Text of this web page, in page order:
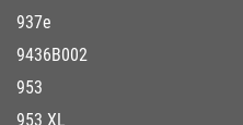
937e
9436B002
953
953 XL